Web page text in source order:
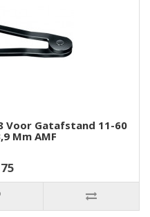
Voor Gatafstand 11-60
Mm AMF